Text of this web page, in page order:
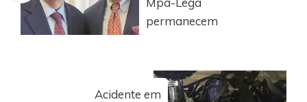
permanecem
Acidente em